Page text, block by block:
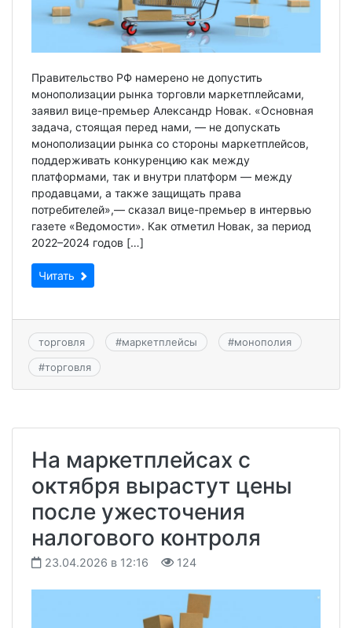
Правительство РФ намерено не допустить
монополизации рынка торговли маркетплейсами,
заявил вице-премьер Александр Новак. «Основная
задача, стоящая перед нами, — не допускать
монополизации рынка со стороны маркетплейсов,
поддерживать конкуренцию как между
платформами, так и внутри платформ — между
продавцами, а также защищать права
потребителей»,— сказал вице-премьер в интервью
газете «Ведомости». Как отметил Новак, за период
2022–2024 годов […]
Читать
торговля #маркетплейсы #монополия
#торговля
На маркетплейсах с
октября вырастут цены
после ужесточения
налогового контроля
23.04.2026 в 12:16 124